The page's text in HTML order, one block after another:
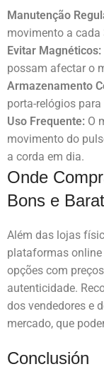
Manutenção
movimento a cada
Evitar Magnéticos:
possam afectar o
Armazenamento
porta-relógios
Uso Frequente: O
movimento do
a corda em dia.
Onde
Bons e
Além das lojas
plataformas
opções com
autenticidade.
dos vendedores e
mercado, que
Conclusión